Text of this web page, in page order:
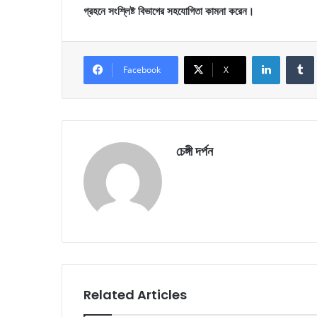
গ্রহনে সংশ্লিষ্ট বিভাগের সহযোগিতা কামনা করেন।
Facebook X
LinkedIn
চেঙ্গী দর্পন
Related Articles